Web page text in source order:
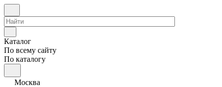
Каталог
По всему сайту
По каталогу
Москва